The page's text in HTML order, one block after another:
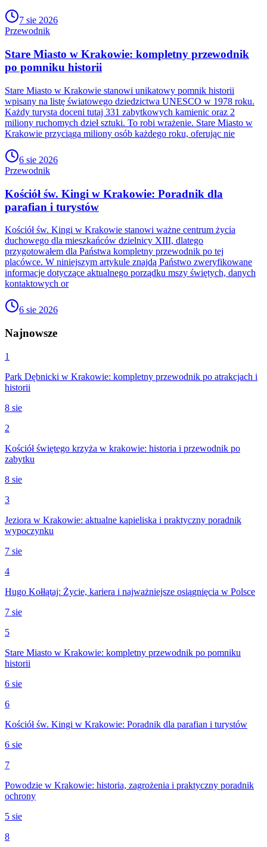
7 sie 2026
Przewodnik
Stare Miasto w Krakowie: kompletny przewodnik
po pomniku historii
Stare Miasto w Krakowie stanowi unikatowy pomnik historii
wpisany na listę światowego dziedzictwa UNESCO w 1978 roku.
Każdy turysta doceni tutaj 331 zabytkowych kamienic oraz 2
miliony ruchomych dzieł sztuki. To robi wrażenie. Stare Miasto w
Krakowie przyciąga miliony osób każdego roku, oferując nie
6 sie 2026
Przewodnik
Kościół św. Kingi w Krakowie: Poradnik dla
parafian i turystów
Kościół św. Kingi w Krakowie stanowi ważne centrum życia
duchowego dla mieszkańców dzielnicy XIII, dlatego
przygotowałem dla Państwa kompletny przewodnik po tej
placówce. W niniejszym artykule znajdą Państwo zweryfikowane
informacje dotyczące aktualnego porządku mszy świętych, danych
kontaktowych or
6 sie 2026
Najnowsze
1
Park Dębnicki w Krakowie: kompletny przewodnik po atrakcjach i
historii
8 sie
2
Kościół świętego krzyża w krakowie: historia i przewodnik po
zabytku
8 sie
3
Jeziora w Krakowie: aktualne kąpieliska i praktyczny poradnik
wypoczynku
7 sie
4
Hugo Kołłątaj: Życie, kariera i najważniejsze osiągnięcia w Polsce
7 sie
5
Stare Miasto w Krakowie: kompletny przewodnik po pomniku
historii
6 sie
6
Kościół św. Kingi w Krakowie: Poradnik dla parafian i turystów
6 sie
7
Powodzie w Krakowie: historia, zagrożenia i praktyczny poradnik
ochrony
5 sie
8